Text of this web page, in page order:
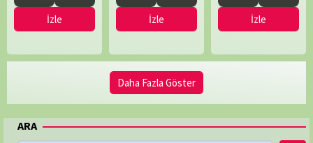
İzle İzle İzle
Daha Fazla Göster
ARA